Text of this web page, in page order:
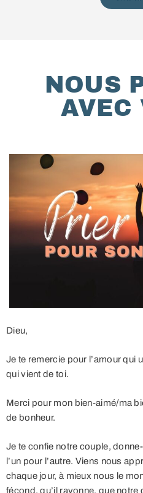
NOUS
AVEC
Dieu,
Je te remercie pour l’amour qui
qui vient de toi.
Merci pour mon bien-aimé/ma
de bonheur.
Je te confie notre couple,
l’un pour l’autre. Viens nous
chaque jour, à mieux nous le
fécond, qu’il rayonne, que